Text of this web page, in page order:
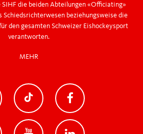
die beiden Abteilungen «Officiating»
Schiedsrichterwesen beziehungsweise die
den gesamten Schweizer Eishockeysport
verantworten.
MEHR